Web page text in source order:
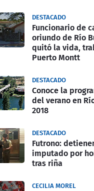
DESTACADO
Funcionario de
oriundo de Río
quitó la vida,
Puerto Montt
DESTACADO
Conoce la
del verano en
2018
DESTACADO
Futrono:
imputado por
tras riña
CECILIA MOREL